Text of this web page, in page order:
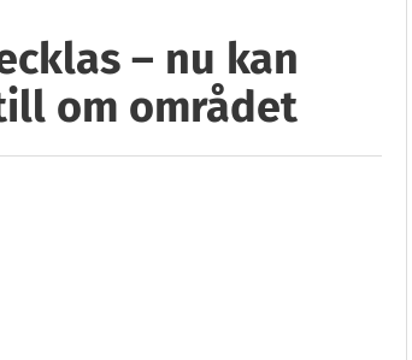
– nu kan
om området